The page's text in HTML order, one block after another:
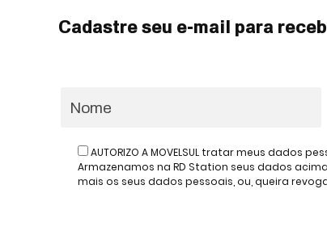
Cadastre seu e-mail para
AUTORIZO A MOVELSUL tratar meus
Armazenamos na RD Station seus dados
mais os seus dados pessoais, ou, queira